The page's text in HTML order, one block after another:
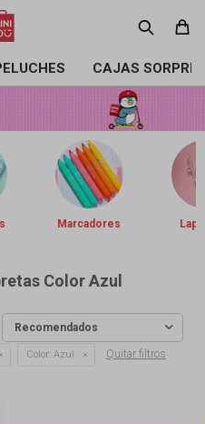
CAJAS
Marcadores
Color Azul
Recomendados
Color: Azul Quitar filtros